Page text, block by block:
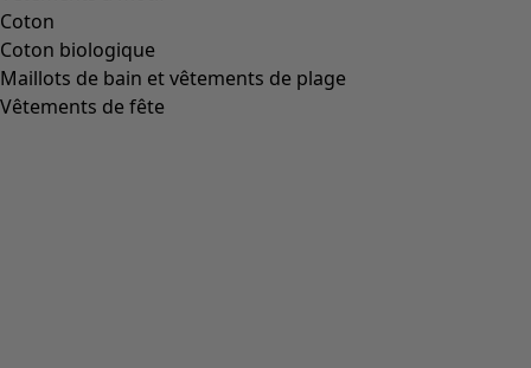
Coton
Coton biologique
Maillots de bain et vêtements de plage
Vêtements de fête